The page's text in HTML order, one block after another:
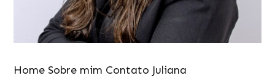
Home Sobre mim Contato Juliana